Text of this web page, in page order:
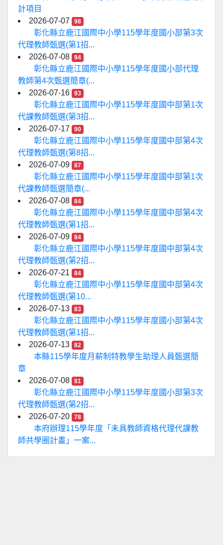
計項目
2026-07-07
98
彰化縣立鹿江國際中小學115學年度國小部第3次
代理教師甄選(第1招...
2026-07-08
94
彰化縣立鹿江國際中小學115學年度國小部代理
教師第4次甄選簡章(...
2026-07-16
93
彰化縣立鹿江國際中小學115學年度國中部第1次
代課教師甄選(第3招...
2026-07-17
90
彰化縣立鹿江國際中小學115學年度國中部第4次
代理教師甄選(第8招...
2026-07-09
87
彰化縣立鹿江國際中小學115學年度國中部第1次
代課教師甄選簡章(...
2026-07-08
84
彰化縣立鹿江國際中小學115學年度國中部第4次
代理教師甄選(第1招...
2026-07-09
84
彰化縣立鹿江國際中小學115學年度國中部第4次
代理教師甄選(第2招...
2026-07-21
84
彰化縣立鹿江國際中小學115學年度國中部第4次
代理教師甄選(第10...
2026-07-13
83
彰化縣立鹿江國際中小學115學年度國小部第4次
代理教師甄選(第1招...
2026-07-13
82
本縣115學年度月薪制特教學生助理人員甄選簡
章
2026-07-08
81
彰化縣立鹿江國際中小學115學年度國小部第3次
代理教師甄選(第2招...
2026-07-20
78
本府辦理115學年度「未具教師資格代理代課教
師共學圈計畫」一案...